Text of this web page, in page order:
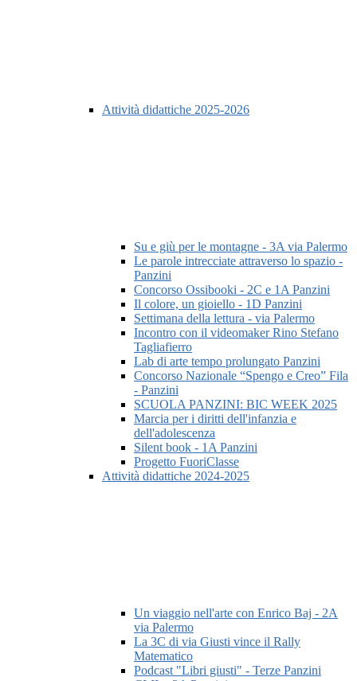
Attività didattiche 2025-2026
Su e giù per le montagne - 3A via Palermo
Le parole intrecciate attraverso lo spazio -
Panzini
Concorso Ossibooki - 2C e 1A Panzini
Il colore, un gioiello - 1D Panzini
Settimana della lettura - via Palermo
Incontro con il videomaker Rino Stefano
Tagliafierro
Lab di arte tempo prolungato Panzini
Concorso Nazionale “Spengo e Creo” Fila
- Panzini
SCUOLA PANZINI: BIC WEEK 2025
Marcia per i diritti dell'infanzia e
dell'adolescenza
Silent book - 1A Panzini
Progetto FuoriClasse
Attività didattiche 2024-2025
Un viaggio nell'arte con Enrico Baj - 2A
via Palermo
La 3C di via Giusti vince il Rally
Matematico
Podcast "Libri giusti" - Terze Panzini